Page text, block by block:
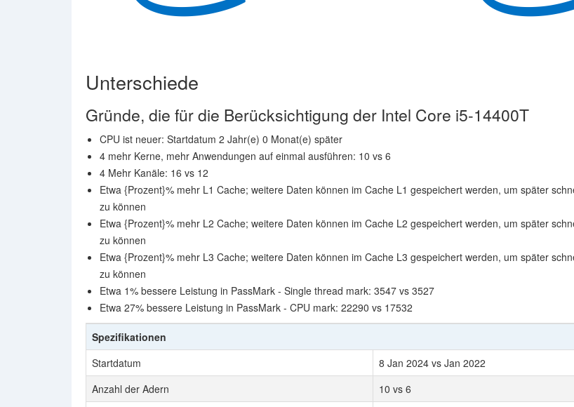
Unterschiede
Gründe, die für die Berücksichtigung der Intel Core i5-14400T
CPU ist neuer: Startdatum 2 Jahr(e) 0 Monat(e) später
4 mehr Kerne, mehr Anwendungen auf einmal ausführen: 10 vs 6
4 Mehr Kanäle: 16 vs 12
Etwa {Prozent}% mehr L1 Cache; weitere Daten können im Cache L1 gespeichert werden, um später
zu können
Etwa {Prozent}% mehr L2 Cache; weitere Daten können im Cache L2 gespeichert werden, um später
zu können
Etwa {Prozent}% mehr L3 Cache; weitere Daten können im Cache L3 gespeichert werden, um später
zu können
Etwa 1% bessere Leistung in PassMark - Single thread mark: 3547 vs 3527
Etwa 27% bessere Leistung in PassMark - CPU mark: 22290 vs 17532
Spezifikationen
Startdatum
8 Jan 2024 vs Jan 2022
Anzahl der Adern
10 vs 6